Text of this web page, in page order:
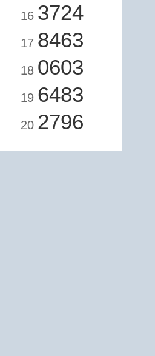
16 3724
17 8463
18 0603
19 6483
20 2796